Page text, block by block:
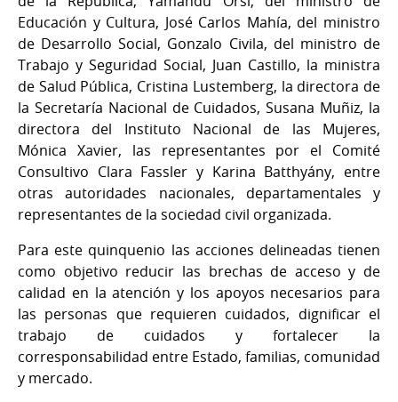
Educación y Cultura, José Carlos Mahía, del ministro
de Desarrollo Social, Gonzalo Civila, del ministro de
Trabajo y Seguridad Social, Juan Castillo, la ministra
de Salud Pública, Cristina Lustemberg, la directora de
la Secretaría Nacional de Cuidados, Susana Muñiz, la
directora del Instituto Nacional de las Mujeres,
Mónica Xavier, las representantes por el Comité
Consultivo Clara Fassler y Karina Batthyány, entre
otras autoridades nacionales, departamentales y
representantes de la sociedad civil organizada.
Para este quinquenio las acciones delineadas tienen
como objetivo reducir las brechas de acceso y de
calidad en la atención y los apoyos necesarios para
las personas que requieren cuidados, dignificar el
trabajo de cuidados y fortalecer la
corresponsabilidad entre Estado, familias, comunidad
y mercado.